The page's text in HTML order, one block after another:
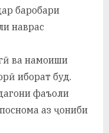
у
с
р
а
баробари
наврас
ва намоиши
иборат буд.
фаъоли
аз ҷониби